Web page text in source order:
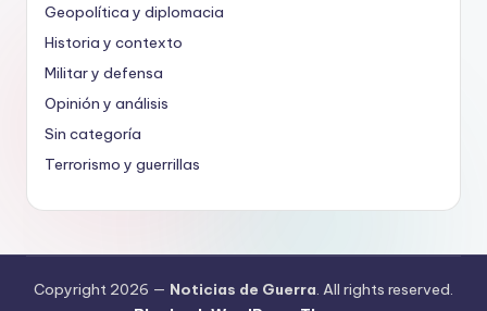
Geopolítica y diplomacia
Historia y contexto
Militar y defensa
Opinión y análisis
Sin categoría
Terrorismo y guerrillas
Copyright 2026 — Noticias de Guerra. All rights reserved.